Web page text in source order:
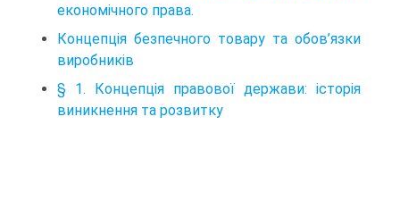
економічного права.
Концепція безпечного товару та обов’язки
виробників
§ 1. Концепція правової держави: історія
виникнення та розвитку